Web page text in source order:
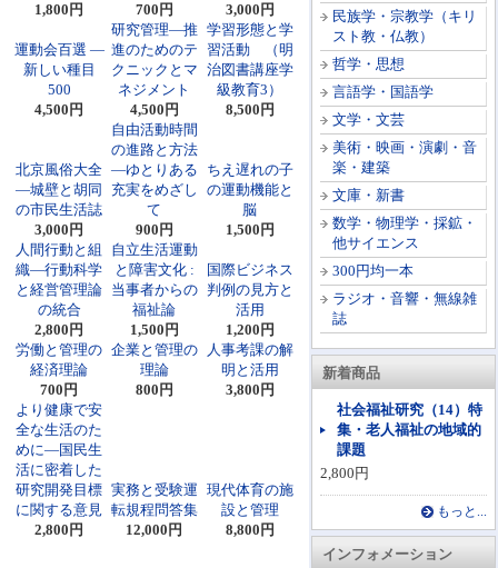
民族学・宗教学（キリ
スト教・仏教）
哲学・思想
言語学・国語学
文学・文芸
美術・映画・演劇・音
楽・建築
文庫・新書
数学・物理学・採鉱・
他サイエンス
300円均一本
ラジオ・音響・無線雑
誌
新着商品
社会福祉研究（14）特
集・老人福祉の地域的
課題
2,800円
もっと...
インフォメーション
1,800円
700円
3,000円
運動会百選 ―
新しい種目
500
4,500円
研究管理―推
進のためのテ
クニックとマ
ネジメント
4,500円
学習形態と学
習活動 （明
治図書講座学
級教育3）
8,500円
北京風俗大全
―城壁と胡同
の市民生活誌
3,000円
自由活動時間
の進路と方法
―ゆとりある
充実をめざし
て
900円
ちえ遅れの子
の運動機能と
脳
1,500円
人間行動と組
織―行動科学
と経営管理論
の統合
2,800円
自立生活運動
と障害文化 :
当事者からの
福祉論
1,500円
国際ビジネス
判例の見方と
活用
1,200円
労働と管理の
経済理論
700円
企業と管理の
理論
800円
人事考課の解
明と活用
3,800円
より健康で安
全な生活のた
めに―国民生
活に密着した
研究開発目標
に関する意見
2,800円
実務と受験運
転規程問答集
12,000円
現代体育の施
設と管理
8,800円